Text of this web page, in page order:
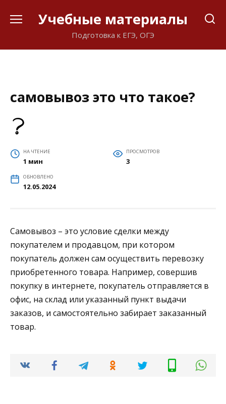
Учебные материалы
Подготовка к ЕГЭ, ОГЭ
самовывоз это что такое?
НА ЧТЕНИЕ
1 мин
ПРОСМОТРОВ
3
ОБНОВЛЕНО
12.05.2024
Самовывоз – это условие сделки между
покупателем и продавцом, при котором
покупатель должен сам осуществить перевозку
приобретенного товара. Например, совершив
покупку в интернете, покупатель отправляется в
офис, на склад или указанный пункт выдачи
заказов, и самостоятельно забирает заказанный
товар.